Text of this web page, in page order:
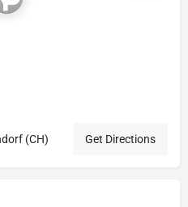
(CH) Get Directions